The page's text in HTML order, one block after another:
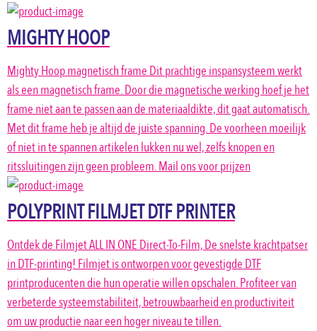
MIGHTY HOOP
Mighty Hoop magnetisch frame Dit prachtige inspansysteem werkt
als een magnetisch frame. Door die magnetische werking hoef je het
frame niet aan te passen aan de materiaaldikte, dit gaat automatisch.
Met dit frame heb je altijd de juiste spanning. De voorheen moeilijk
of niet in te spannen artikelen lukken nu wel, zelfs knopen en
ritssluitingen zijn geen probleem. Mail ons voor prijzen
POLYPRINT FILMJET DTF PRINTER
Ontdek de Filmjet ALL IN ONE Direct-To-Film, De snelste krachtpatser
in DTF-printing! Filmjet is ontworpen voor gevestigde DTF
printproducenten die hun operatie willen opschalen. Profiteer van
verbeterde systeemstabiliteit, betrouwbaarheid en productiviteit
om uw productie naar een hoger niveau te tillen.